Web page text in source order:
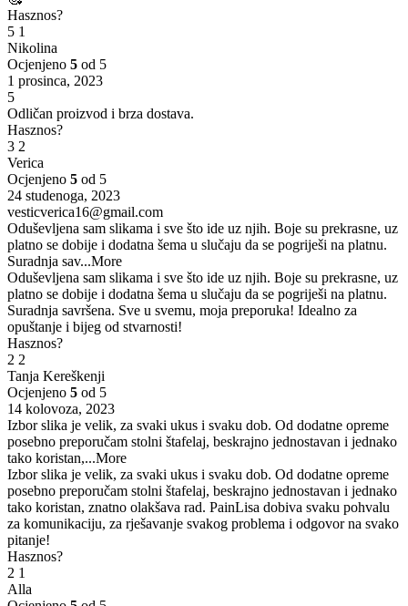
Hasznos?
5 1
Nikolina
Ocjenjeno 5 od 5
1 prosinca, 2023
5
Odličan proizvod i brza dostava.
Hasznos?
3 2
Verica
Ocjenjeno 5 od 5
24 studenoga, 2023
vesticverica16@gmail.com
Oduševljena sam slikama i sve što ide uz njih. Boje su prekrasne, uz
platno se dobije i dodatna šema u slučaju da se pogriješi na platnu.
Suradnja sav...More
Oduševljena sam slikama i sve što ide uz njih. Boje su prekrasne, uz
platno se dobije i dodatna šema u slučaju da se pogriješi na platnu.
Suradnja savršena. Sve u svemu, moja preporuka! Idealno za
opuštanje i bijeg od stvarnosti!
Hasznos?
2 2
Tanja Kereškenji
Ocjenjeno 5 od 5
14 kolovoza, 2023
Izbor slika je velik, za svaki ukus i svaku dob. Od dodatne opreme
posebno preporučam stolni štafelaj, beskrajno jednostavan i jednako
tako koristan,...More
Izbor slika je velik, za svaki ukus i svaku dob. Od dodatne opreme
posebno preporučam stolni štafelaj, beskrajno jednostavan i jednako
tako koristan, znatno olakšava rad. PainLisa dobiva svaku pohvalu
za komunikaciju, za rješavanje svakog problema i odgovor na svako
pitanje!
Hasznos?
2 1
Alla